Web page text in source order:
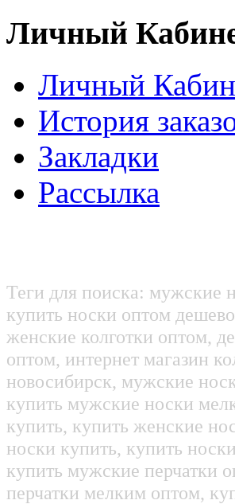
Личный
Личный
История
Закладки
Рассылка
Теги для поиска: мужские
купить носки оптом
женские колготки оптом,
оптом, интернет магазин
новосибирск, мужские
купить мужские носки
купить, купить женские
носки купить, купить
купить мужские перчатки
перчатки мелким оптом,